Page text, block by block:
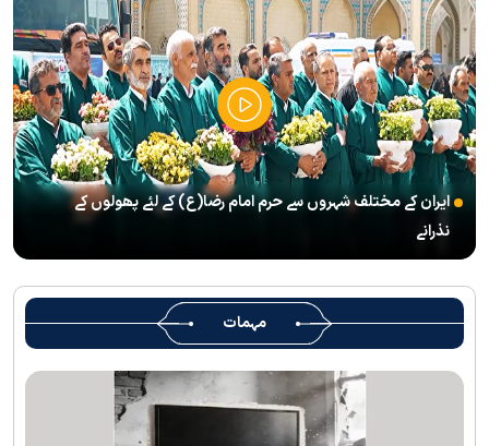
رہبرشہید کے سوگواروں کے لئے کرامت رضوی فاؤنڈیشن کی جانب سے
پذیرائي کا وسیع انتظام
(( آقای شہید ایران )) نامی چار جلدوں پر مشتمل کتاب منظرعام پر
آگئی
شہید رہبر(رح) ایک قرآنی نابغہ اور قرآنی احکامات پرعمل کرنے والی
شخصیت تھے؛ استاد پناہی
رہبرشہید کے وداع کے ا یام میں حرم مطہر رضوی بند نہيں ہوگا
رہبرشہید ( رحمت اللہ علیہ ) کی یاد میں رضوی کتابخانہ اور میوزیمز
میں تعزیتی جلسوں اور خصوصی پروگراموں کا انعقاد
روضہ منورہ امام رضا(ع) کے خدام ، سوگوار زائرین کو کھانے اور رہائش
کی خدمات فراہم کرنے کے لئے تیار ہیں
جارجیا کے 130 رکنی مذہبی و ثقافتی وفد کا حرم امام رضا(ع) کے خدام
کی جانب سےخصوصی استقبال
ایران کے مختلف شہروں سے حرم امام رضا(ع) کے لئے پھولوں کے
نذرانے
مہمات